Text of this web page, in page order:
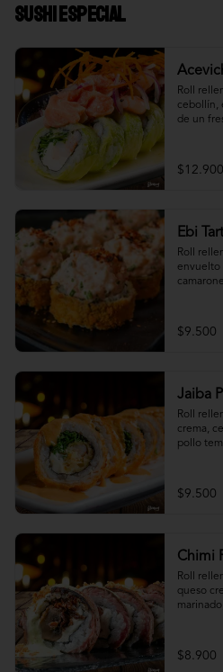
Sushi Especial
Roll
cebollín,
de un
$12.900
Ebi
Roll
envuelto
$9.500
Jaiba
Roll
crema,
pollo
$9.500
Chimi
Roll
queso
$8.900